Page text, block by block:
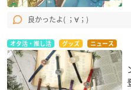
良かったよ( ；∀；)
オタ活・推し活 グッズ ニュース